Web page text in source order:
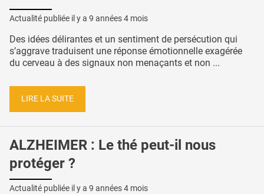
Actualité publiée il y a 9 années 4 mois
Des idées délirantes et un sentiment de persécution qui
s’aggrave traduisent une réponse émotionnelle exagérée
du cerveau à des signaux non menaçants et non ...
LIRE LA SUITE
ALZHEIMER : Le thé peut-il nous
protéger ?
Actualité publiée il y a 9 années 4 mois